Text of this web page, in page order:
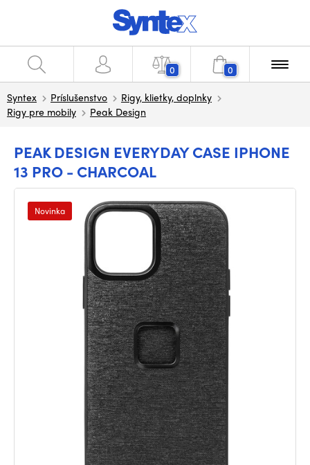
0 0
Syntex Príslušenstvo
Rigy, klietky, doplnky
Rigy pre mobily
Peak Design
PEAK DESIGN EVERYDAY CASE IPHONE
13 PRO - CHARCOAL
Novinka